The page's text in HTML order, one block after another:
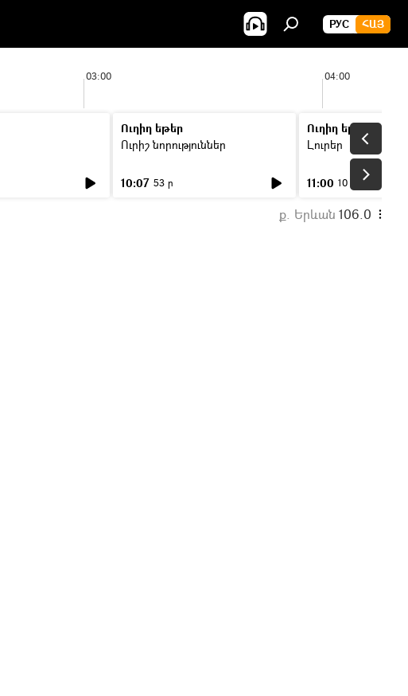
РУС ՀԱՅ
03:00 04:00
Ուղիղ եթեր
Ուրիշ նորություններ
10:07 53 ր
Ուղիղ եթեր
Լուրեր
11:00 10 ր
ք. Երևան 106.0